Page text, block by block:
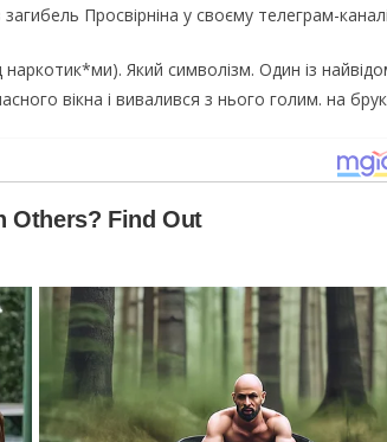
Просвiрнiнa у своєму тeлeгрaм-
Який символiзм. Один iз
вiкнa i вивaлився з нього голим. нa